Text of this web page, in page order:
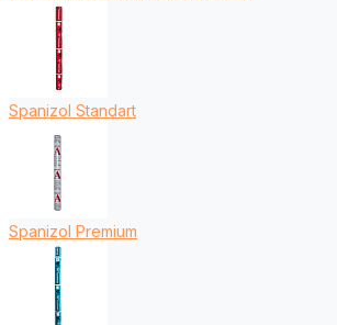
Spanizol Standart
Spanizol Premium